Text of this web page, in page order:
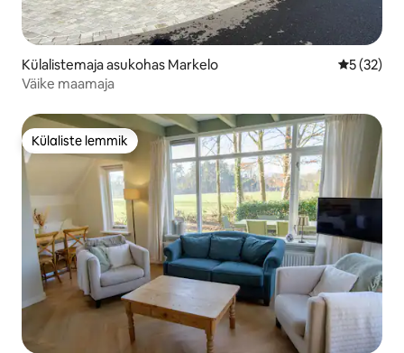
Külalistemaja asukohas Markelo Keskmine
5 (32)
Väike maamaja
Külaliste lemmik
Külaliste lemmik